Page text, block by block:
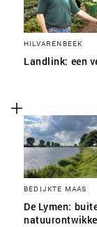
HILVARENBEEK
Landlink: een
BEDIJKTE MAAS
De Lymen: